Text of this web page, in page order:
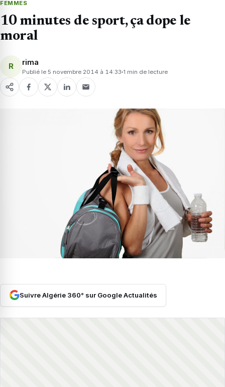
FEMMES
10 minutes de sport, ça dope le
moral
R rima
Publié le 5 novembre 2014 à 14:33 1 min de lecture
Suivre Algérie 360° sur Google Actualités